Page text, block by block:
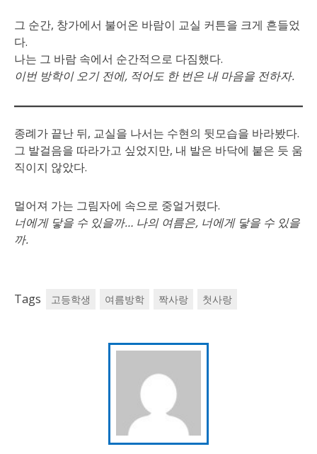
그 순간, 창가에서 불어온 바람이 교실 커튼을 크게 흔들었
다.
나는 그 바람 속에서 순간적으로 다짐했다.
이번 방학이 오기 전에, 적어도 한 번은 내 마음을 전하자.
종례가 끝난 뒤, 교실을 나서는 수현의 뒷모습을 바라봤다.
그 발걸음을 따라가고 싶었지만, 내 발은 바닥에 붙은 듯 움
직이지 않았다.
멀어져 가는 그림자에 속으로 중얼거렸다.
너에게 닿을 수 있을까… 나의 여름은, 너에게 닿을 수 있을
까.
Tags 고등학생 여름방학 짝사랑 첫사랑